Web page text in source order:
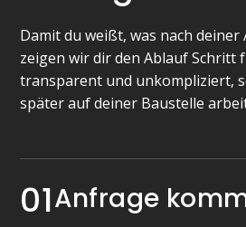
Damit du weißt, was nach
zeigen wir dir den Ablauf Schritt
transparent und unkompliziert,
später auf deiner Baustelle
01Anfrage